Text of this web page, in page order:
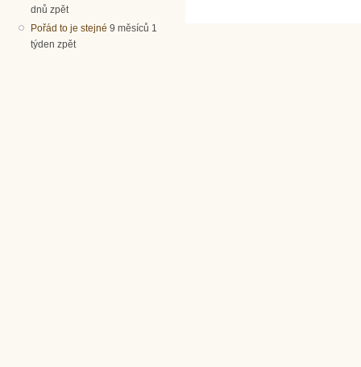
dnů zpět
Pořád to je stejné 9 měsíců 1
týden zpět